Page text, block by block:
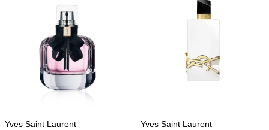
Yves Saint Laurent
Yves Saint Laurent